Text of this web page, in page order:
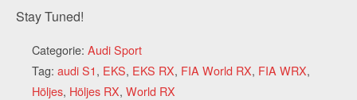
Stay Tuned!
Categorie: Audi Sport
Tag: audi S1, EKS, EKS RX, FIA World RX, FIA WRX,
Höljes, Höljes RX, World RX